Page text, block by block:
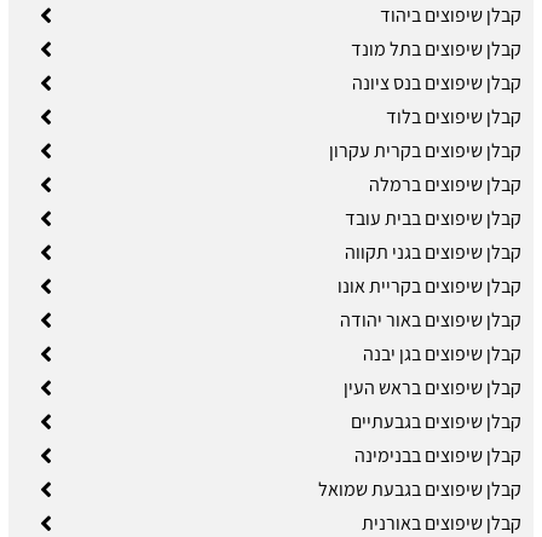
קבלן שיפוצים ביהוד
קבלן שיפוצים בתל מונד
קבלן שיפוצים בנס ציונה
קבלן שיפוצים בלוד
קבלן שיפוצים בקרית עקרון
קבלן שיפוצים ברמלה
קבלן שיפוצים בבית עובד
קבלן שיפוצים בגני תקווה
קבלן שיפוצים בקריית אונו
קבלן שיפוצים באור יהודה
קבלן שיפוצים בגן יבנה
קבלן שיפוצים בראש העין
קבלן שיפוצים בגבעתיים
קבלן שיפוצים בבנימינה
קבלן שיפוצים בגבעת שמואל
קבלן שיפוצים באורנית